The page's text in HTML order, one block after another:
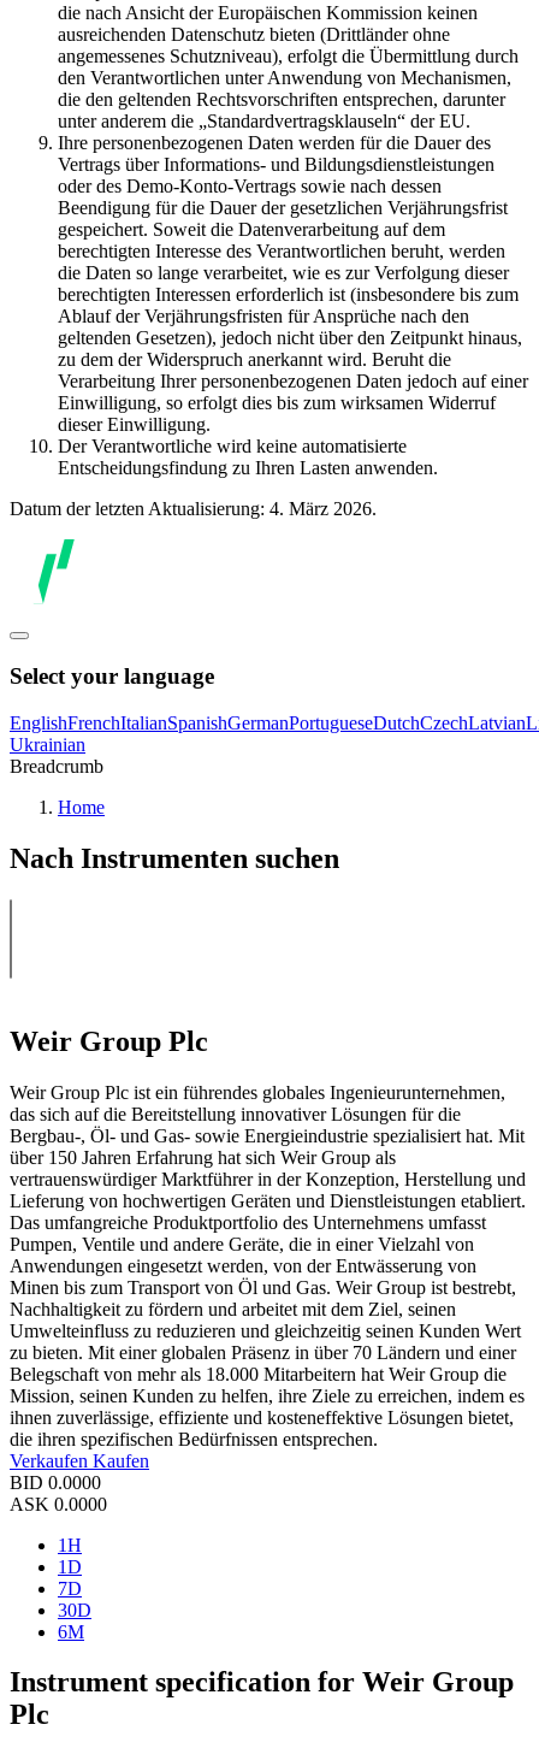
die nach Ansicht der Europäischen Kommission keinen
ausreichenden Datenschutz bieten (Drittländer ohne
angemessenes Schutzniveau), erfolgt die Übermittlung durch
den Verantwortlichen unter Anwendung von Mechanismen,
die den geltenden Rechtsvorschriften entsprechen, darunter
unter anderem die „Standardvertragsklauseln“ der EU.
Ihre personenbezogenen Daten werden für die Dauer des
Vertrags über Informations- und Bildungsdienstleistungen
oder des Demo-Konto-Vertrags sowie nach dessen
Beendigung für die Dauer der gesetzlichen Verjährungsfrist
gespeichert. Soweit die Datenverarbeitung auf dem
berechtigten Interesse des Verantwortlichen beruht, werden
die Daten so lange verarbeitet, wie es zur Verfolgung dieser
berechtigten Interessen erforderlich ist (insbesondere bis zum
Ablauf der Verjährungsfristen für Ansprüche nach den
geltenden Gesetzen), jedoch nicht über den Zeitpunkt hinaus,
zu dem der Widerspruch anerkannt wird. Beruht die
Verarbeitung Ihrer personenbezogenen Daten jedoch auf einer
Einwilligung, so erfolgt dies bis zum wirksamen Widerruf
dieser Einwilligung.
Der Verantwortliche wird keine automatisierte
Entscheidungsfindung zu Ihren Lasten anwenden.
Datum der letzten Aktualisierung: 4. März 2026.
Select your language
EnglishFrenchItalianSpanishGermanPortugueseDutchCzechLatvian
Ukrainian
Breadcrumb
Home
Nach Instrumenten suchen
Weir Group Plc
Weir Group Plc ist ein führendes globales Ingenieurunternehmen,
das sich auf die Bereitstellung innovativer Lösungen für die
Bergbau-, Öl- und Gas- sowie Energieindustrie spezialisiert hat. Mit
über 150 Jahren Erfahrung hat sich Weir Group als
vertrauenswürdiger Marktführer in der Konzeption, Herstellung und
Lieferung von hochwertigen Geräten und Dienstleistungen etabliert.
Das umfangreiche Produktportfolio des Unternehmens umfasst
Pumpen, Ventile und andere Geräte, die in einer Vielzahl von
Anwendungen eingesetzt werden, von der Entwässerung von
Minen bis zum Transport von Öl und Gas. Weir Group ist bestrebt,
Nachhaltigkeit zu fördern und arbeitet mit dem Ziel, seinen
Umwelteinfluss zu reduzieren und gleichzeitig seinen Kunden Wert
zu bieten. Mit einer globalen Präsenz in über 70 Ländern und einer
Belegschaft von mehr als 18.000 Mitarbeitern hat Weir Group die
Mission, seinen Kunden zu helfen, ihre Ziele zu erreichen, indem es
ihnen zuverlässige, effiziente und kosteneffektive Lösungen bietet,
die ihren spezifischen Bedürfnissen entsprechen.
Verkaufen Kaufen
BID 0.0000
ASK 0.0000
1H
1D
7D
30D
6M
Instrument specification for Weir Group
Plc